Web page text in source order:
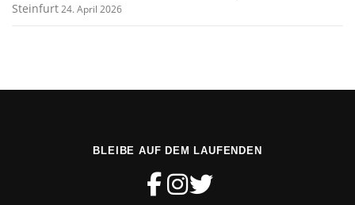
Steinfurt24. April 2026
BLEIBE AUF DEM LAUFENDEN